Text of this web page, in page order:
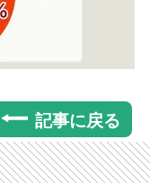
記事に戻る